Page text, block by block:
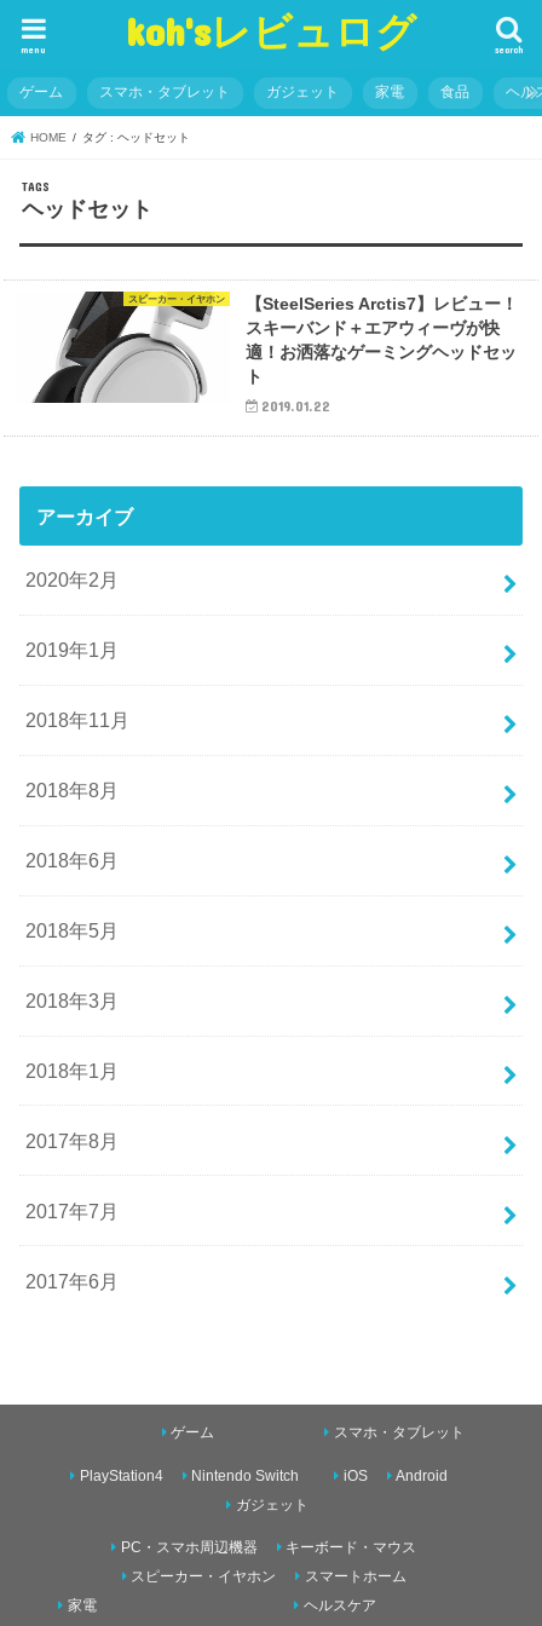
koh'sレビュログ search
menu
ゲーム スマホ・タブレット ガジェット 家電 食品 ヘル
HOME タグ : ヘッドセット
ヘッドセット
スピーカー・イヤホン
【SteelSeries Arctis7】レビュー！
スキーバンド＋エアウィーヴが快
適！お洒落なゲーミングヘッドセッ
ト
2019.01.22
アーカイブ
2020年2月
2019年1月
2018年11月
2018年8月
2018年6月
2018年5月
2018年3月
2018年1月
2017年8月
2017年7月
2017年6月
ゲーム
PlayStation4 Nintendo Switch
スマホ・タブレット
iOS
Android
ガジェット
PC・スマホ周辺機器
キーボード・マウス
スピーカー・イヤホン
スマートホーム
家電
ヘルスケア